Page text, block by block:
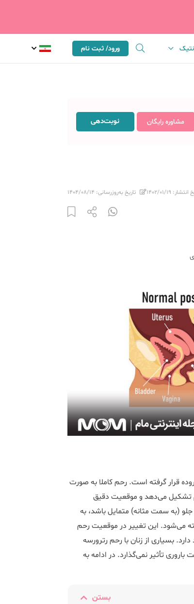
ورود/ ثبت نام
مشاوره رایگان نوبت‌دهی
انتشار: ۱۴۰۲/۰۱/۱۹ تاریخ به‌روزرسانی:۱۴۰۴/۰۸/۱۴
قرار گرفته است. رحم کاملا به صورت
تشکیل می‌دهد و موقعیت دقیق
(به سمت مثانه) متمایل باشد، به
می‌شود. این تغییر در موقعیت رحم
بسیاری از زنان با رحم رترورسه
تأثیر نمی‌گذارد. در ادامه به
بستن